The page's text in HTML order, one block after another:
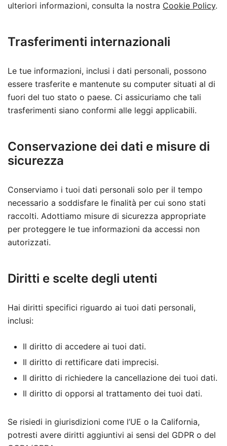
ulteriori informazioni, consulta la nostra Cookie Policy.
Trasferimenti internazionali
Le tue informazioni, inclusi i dati personali, possono
essere trasferite e mantenute su computer situati al di
fuori del tuo stato o paese. Ci assicuriamo che tali
trasferimenti siano conformi alle leggi applicabili.
Conservazione dei dati e misure di
sicurezza
Conserviamo i tuoi dati personali solo per il tempo
necessario a soddisfare le finalità per cui sono stati
raccolti. Adottiamo misure di sicurezza appropriate
per proteggere le tue informazioni da accessi non
autorizzati.
Diritti e scelte degli utenti
Hai diritti specifici riguardo ai tuoi dati personali,
inclusi:
Il diritto di accedere ai tuoi dati.
Il diritto di rettificare dati imprecisi.
Il diritto di richiedere la cancellazione dei tuoi dati.
Il diritto di opporsi al trattamento dei tuoi dati.
Se risiedi in giurisdizioni come l’UE o la California,
potresti avere diritti aggiuntivi ai sensi del GDPR o del